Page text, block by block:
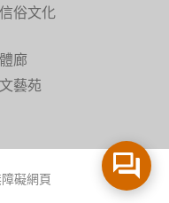
俗文化
廊
藝苑
礙網頁